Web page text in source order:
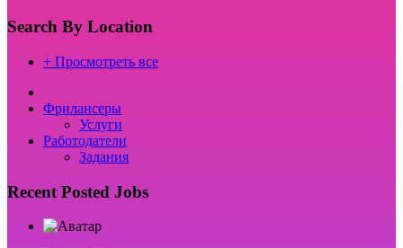
Search By Location
+ Просмотреть все
Фрилансеры
Услуги
Работодатели
Задания
Recent Posted Jobs